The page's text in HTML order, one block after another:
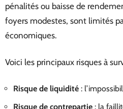
pénalités ou baisse de
foyers modestes, sont limités
économiques.
Voici les principaux risques à
Risque de liquidité :
Risque de contrepartie : la